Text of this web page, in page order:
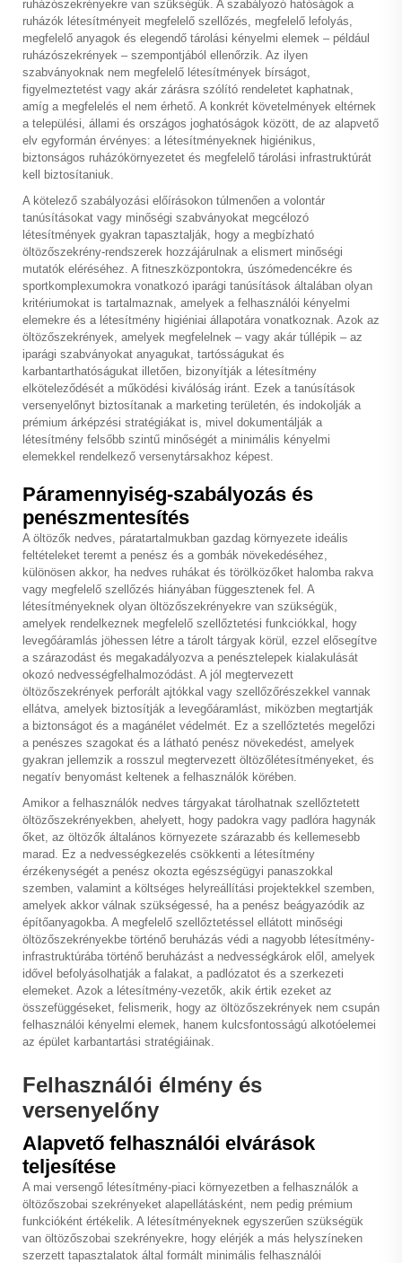
ruházószekrényekre van szükségük. A szabályozó hatóságok a
ruházók létesítményeit megfelelő szellőzés, megfelelő lefolyás,
megfelelő anyagok és elegendő tárolási kényelmi elemek – például
ruházószekrények – szempontjából ellenőrzik. Az ilyen
szabványoknak nem megfelelő létesítmények bírságot,
figyelmeztetést vagy akár zárásra szólító rendeletet kaphatnak,
amíg a megfelelés el nem érhető. A konkrét követelmények eltérnek
a települési, állami és országos joghatóságok között, de az alapvető
elv egyformán érvényes: a létesítményeknek higiénikus,
biztonságos ruházókörnyezetet és megfelelő tárolási infrastruktúrát
kell biztosítaniuk.
A kötelező szabályozási előírásokon túlmenően a volontár
tanúsításokat vagy minőségi szabványokat megcélozó
létesítmények gyakran tapasztalják, hogy a megbízható
öltözőszekrény-rendszerek hozzájárulnak a elismert minőségi
mutatók eléréséhez. A fitneszközpontokra, úszómedencékre és
sportkomplexumokra vonatkozó iparági tanúsítások általában olyan
kritériumokat is tartalmaznak, amelyek a felhasználói kényelmi
elemekre és a létesítmény higiéniai állapotára vonatkoznak. Azok az
öltözőszekrények, amelyek megfelelnek – vagy akár túllépik – az
iparági szabványokat anyagukat, tartósságukat és
karbantarthatóságukat illetően, bizonyítják a létesítmény
elköteleződését a működési kiválóság iránt. Ezek a tanúsítások
versenyelőnyt biztosítanak a marketing területén, és indokolják a
prémium árképzési stratégiákat is, mivel dokumentálják a
létesítmény felsőbb szintű minőségét a minimális kényelmi
elemekkel rendelkező versenytársakhoz képest.
Páramennyiség-szabályozás és
penészmentesítés
A öltözők nedves, páratartalmukban gazdag környezete ideális
feltételeket teremt a penész és a gombák növekedéséhez,
különösen akkor, ha nedves ruhákat és törölközőket halomba rakva
vagy megfelelő szellőzés hiányában függesztenek fel. A
létesítményeknek olyan öltözőszekrényekre van szükségük,
amelyek rendelkeznek megfelelő szellőztetési funkciókkal, hogy
levegőáramlás jöhessen létre a tárolt tárgyak körül, ezzel elősegítve
a szárazodást és megakadályozva a penésztelepek kialakulását
okozó nedvességfelhalmozódást. A jól megtervezett
öltözőszekrények perforált ajtókkal vagy szellőzőrészekkel vannak
ellátva, amelyek biztosítják a levegőáramlást, miközben megtartják
a biztonságot és a magánélet védelmét. Ez a szellőztetés megelőzi
a penészes szagokat és a látható penész növekedést, amelyek
gyakran jellemzik a rosszul megtervezett öltözőlétesítményeket, és
negatív benyomást keltenek a felhasználók körében.
Amikor a felhasználók nedves tárgyakat tárolhatnak szellőztetett
öltözőszekrényekben, ahelyett, hogy padokra vagy padlóra hagynák
őket, az öltözők általános környezete szárazabb és kellemesebb
marad. Ez a nedvességkezelés csökkenti a létesítmény
érzékenységét a penész okozta egészségügyi panaszokkal
szemben, valamint a költséges helyreállítási projektekkel szemben,
amelyek akkor válnak szükségessé, ha a penész beágyazódik az
építőanyagokba. A megfelelő szellőztetéssel ellátott minőségi
öltözőszekrényekbe történő beruházás védi a nagyobb létesítmény-
infrastruktúrába történő beruházást a nedvességkárok elől, amelyek
idővel befolyásolhatják a falakat, a padlózatot és a szerkezeti
elemeket. Azok a létesítmény-vezetők, akik értik ezeket az
összefüggéseket, felismerik, hogy az öltözőszekrények nem csupán
felhasználói kényelmi elemek, hanem kulcsfontosságú alkotóelemei
az épület karbantartási stratégiáinak.
Felhasználói élmény és
versenyelőny
Alapvető felhasználói elvárások
teljesítése
A mai versengő létesítmény-piaci környezetben a felhasználók a
öltözőszobai szekrényeket alapellátásként, nem pedig prémium
funkcióként értékelik. A létesítményeknek egyszerűen szükségük
van öltözőszobai szekrényekre, hogy elérjék a más helyszíneken
szerzett tapasztalatok által formált minimális felhasználói